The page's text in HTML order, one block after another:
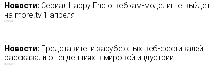
Новости:Сериал Happy End о вебкам-моделинге выйдет
на more.tv 1 апреля
01/03/2021
Новости:Представители зарубежных веб-фестивалей
рассказали о тенденциях в мировой индустрии
05/08/2018